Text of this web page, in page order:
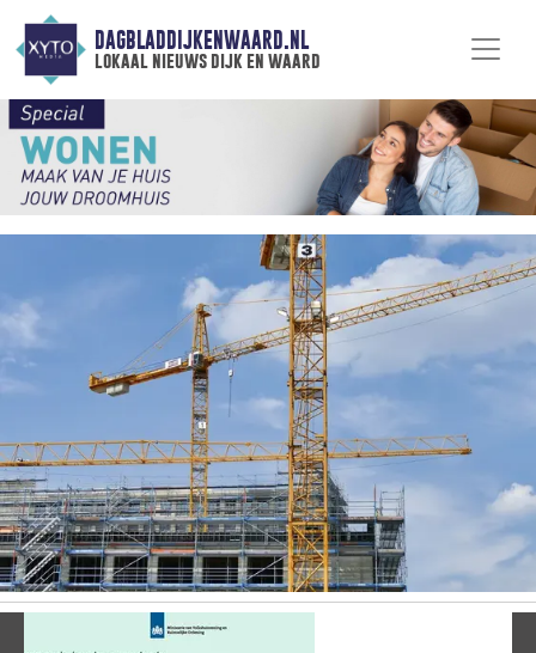
DAGBLADDIJKENWAARD.NL
lokaal nieuws dijk en waard